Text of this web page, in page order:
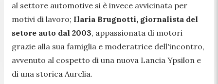
al settore automotive si è invece avvicinata per
motivi di lavoro; Ilaria Brugnotti, giornalista del
setore auto dal 2003, appassionata di motori
grazie alla sua famiglia e moderatrice dell'incontro,
avvenuto al cospetto di una nuova Lancia Ypsilon e
di una storica Aurelia.